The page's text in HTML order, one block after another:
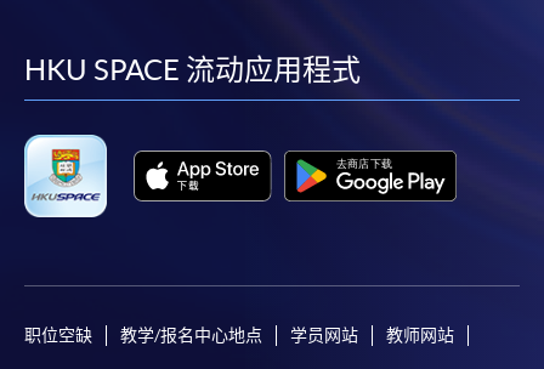
facebook
youtube
linkedin
HKU SPACE 流动应用程式
职位空缺 教学/报名中心地点 学员网站 教师网站